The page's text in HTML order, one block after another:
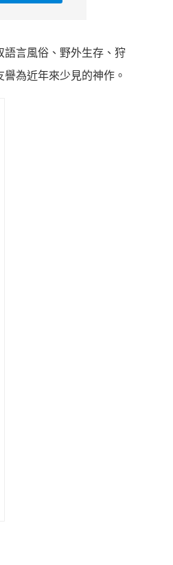
語言風俗、野外生存、狩
為近年來少見的神作。